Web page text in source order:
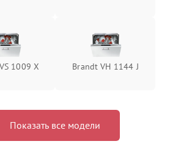
1009 X Brandt VH 1144 J
Показать все модели